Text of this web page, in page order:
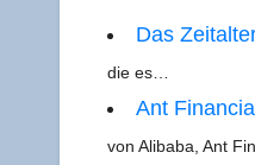
Das
die es…
Ant
von Ali­baba, Ant